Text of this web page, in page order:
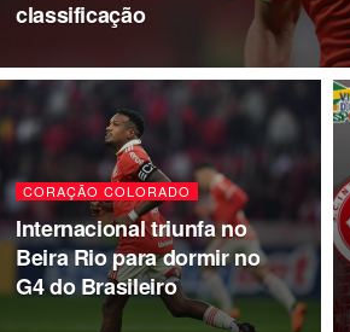
classificação
CORAÇÃO COLORADO
Internacional triunfa no
Beira Rio para dormir no
G4 do Brasileiro